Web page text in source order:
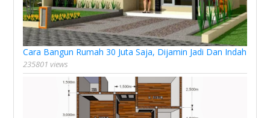
Cara Bangun Rumah 30 Juta Saja, Dijamin Jadi Dan Indah
235801 views